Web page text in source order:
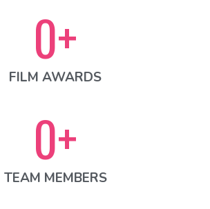
FILM AWARDS
0+
TEAM MEMBERS
0+